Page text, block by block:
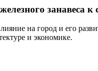
занавеса
на город и его
и экономике.